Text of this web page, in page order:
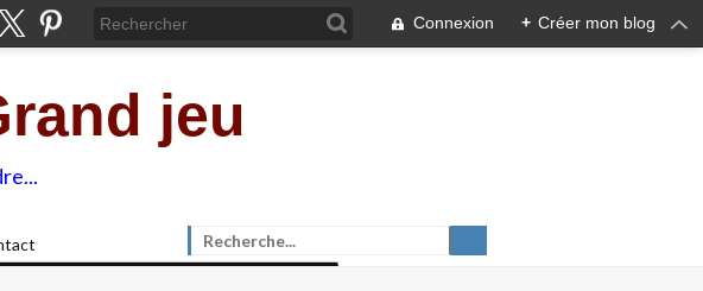
Connexion + Créer mon blog
jeu